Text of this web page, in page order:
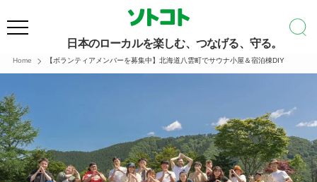
日本のローカルを楽しむ、つなげる、守る。
Home 【ボランティアメンバーを募集中】北海道八雲町でサウナ小屋＆宿泊棟DIY